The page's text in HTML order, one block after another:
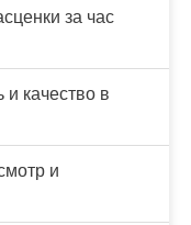
за час
качество в
и